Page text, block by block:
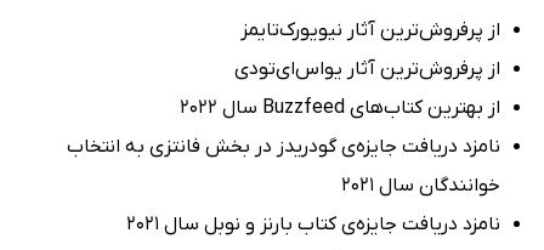
از پرفروش‌ترین آثار نیویورک‌تایمز
از پرفروش‌ترین آثار یواس‌ای‌تودی
از بهترین کتاب‌های Buzzfeed سال 2022
نامزد دریافت جایزه‌ی گودریدز در بخش فانتزی به انتخاب
خوانندگان سال 2021
نامزد دریافت جایزه‌ی کتاب بارنز و نوبل سال 2021